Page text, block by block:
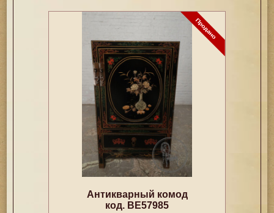
Антикварный комод
код. BE57985